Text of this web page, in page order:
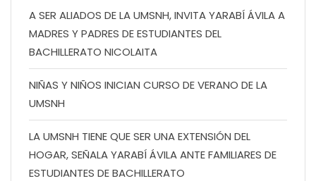
A SER ALIADOS DE LA UMSNH, INVITA YARABÍ ÁVILA A
MADRES Y PADRES DE ESTUDIANTES DEL
BACHILLERATO NICOLAITA
NIÑAS Y NIÑOS INICIAN CURSO DE VERANO DE LA
UMSNH
LA UMSNH TIENE QUE SER UNA EXTENSIÓN DEL
HOGAR, SEÑALA YARABÍ ÁVILA ANTE FAMILIARES DE
ESTUDIANTES DE BACHILLERATO